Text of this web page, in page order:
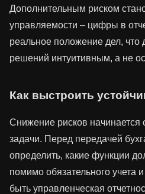
Дополнительным риском
управляемости – цифры в
реальное положение дел, что
решений интуитивным, а не
Как выстроить
Снижение рисков начинается
задачи. Перед передачей
определить, какие функции
помимо обязательного учета
быть управленческая